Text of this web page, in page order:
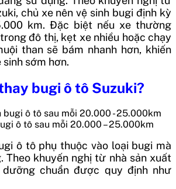
chủ xe nên vệ sinh bugi định kỳ
km. Đặc biệt nếu xe thường
đô thị, kẹt xe nhiều hoặc chạy
than sẽ bám nhanh hơn, khiến
sớm hơn.
bugi ô tô Suzuki?
ô tô sau mỗi 20.000 – 25.000km
ô tô phụ thuộc vào loại bugi mà
Theo khuyến nghị từ nhà sản xuất
dưỡng chuẩn được quy định như